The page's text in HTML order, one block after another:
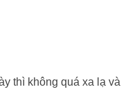
thì không quá xa lạ và